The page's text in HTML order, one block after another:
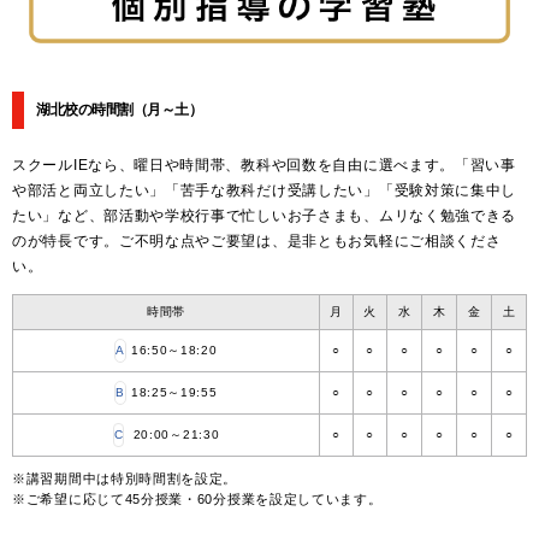
湖北校の時間割 （月～土）
スクールIEなら、曜日や時間帯、教科や回数を自由に選べます。「習い事
や部活と両立したい」「苦手な教科だけ受講したい」「受験対策に集中し
たい」など、部活動や学校行事で忙しいお子さまも、ムリなく勉強できる
のが特長です。ご不明な点やご要望は、是非ともお気軽にご相談くださ
い。
時間帯 月 火 水 木 金 土
A 16:50～18:20 ○ ○ ○ ○ ○ ○
B 18:25～19:55 ○ ○ ○ ○ ○ ○
C 20:00～21:30 ○ ○ ○ ○ ○ ○
※講習期間中は特別時間割を設定。
※ご希望に応じて45分授業・60分授業を設定しています。